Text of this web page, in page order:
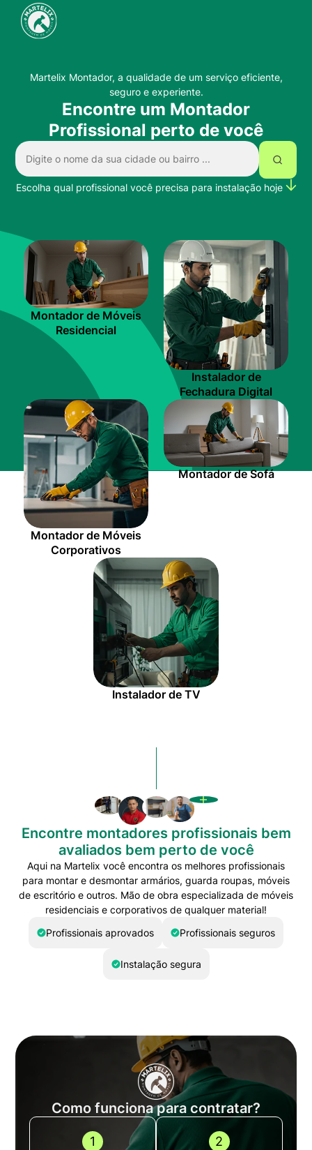
Martelix Montador, a qualidade de um serviço eficiente,
seguro e experiente.
Encontre um Montador
Profissional perto de você
Escolha qual profissional você precisa para instalação hoje
Montador de Móveis
Residencial
Instalador de
Fechadura Digital
Montador de Móveis
Corporativos
Montador de Sofá
Instalador de TV
Encontre montadores profissionais bem
avaliados bem perto de você
Aqui na Martelix você encontra os melhores profissionais
para montar e desmontar armários, guarda roupas, móveis
de escritório e outros. Mão de obra especializada de móveis
residenciais e corporativos de qualquer material!
Profissionais aprovados
Profissionais seguros
Instalação segura
Como funciona para contratar?
1 2